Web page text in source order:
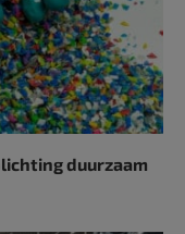
duurzaam